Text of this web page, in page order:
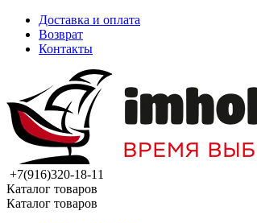
Доставка и оплата
Возврат
Контакты
+7(916)320-18-11
Каталог товаров
Каталог товаров